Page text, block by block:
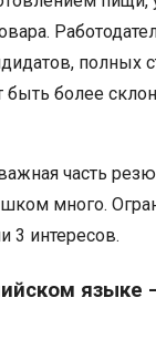
полных
быть более
часть
много.
3 интересов.
языке